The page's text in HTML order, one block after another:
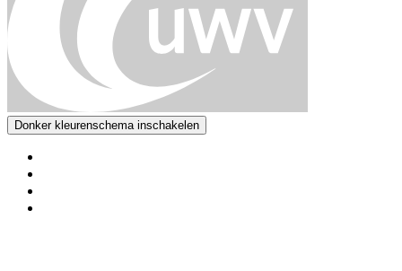
Donker kleurenschema inschakelen